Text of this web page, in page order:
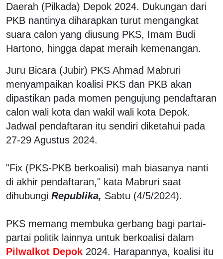
Daerah (Pilkada) Depok 2024. Dukungan dari
PKB nantinya diharapkan turut mengangkat
suara calon yang diusung PKS, Imam Budi
Hartono, hingga dapat meraih kemenangan.
Juru Bicara (Jubir) PKS Ahmad Mabruri
menyampaikan koalisi PKS dan PKB akan
dipastikan pada momen pengujung pendaftaran
calon wali kota dan wakil wali kota Depok.
Jadwal pendaftaran itu sendiri diketahui pada
27-29 Agustus 2024.
"Fix (PKS-PKB berkoalisi) mah biasanya nanti
di akhir pendaftaran," kata Mabruri saat
dihubungi Republika, Sabtu (4/5/2024).
PKS memang membuka gerbang bagi partai-
partai politik lainnya untuk berkoalisi dalam
Pilwalkot Depok 2024. Harapannya, koalisi itu